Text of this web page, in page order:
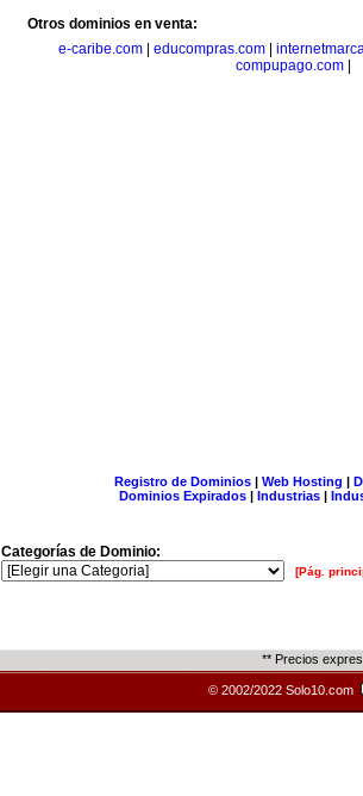
Otros dominios en venta:
e-caribe.com| educompras.com|
compupago.com|
Registro de Dominios| Web Hosting |
Dominios Expirados | Industrias |
Categorías de Dominio:
[Pág.
** Precios
© 2002/2022 Solo10.com